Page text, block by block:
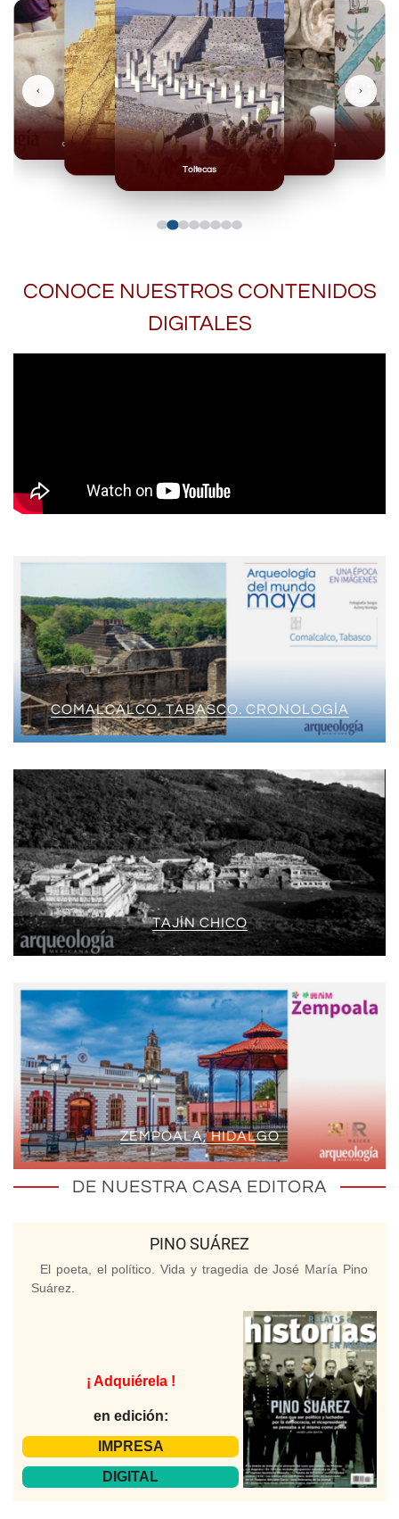
Mixteca
Casas Grandes
‹ ›
CONOCE NUESTROS CONTENIDOS
DIGITALES
COMALCALCO, TABASCO. CRONOLOGÍA
TAJÍN CHICO
ZEMPOALA, HIDALGO
DE NUESTRA CASA EDITORA
PINO SUÁREZ
El poeta, el político. Vida y tragedia de José María Pino
Suárez.
¡ Adquiérela !
en edición:
IMPRESA
DIGITAL